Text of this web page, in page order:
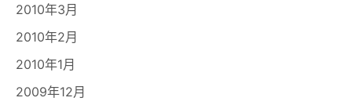
2010年3月
2010年2月
2010年1月
2009年12月